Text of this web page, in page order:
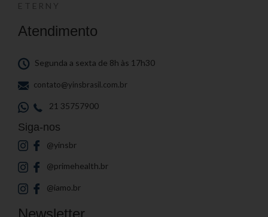
ETERNY
Atendimento
Segunda a sexta de 8h às 17h30
contato@yinsbrasil.com.br
21 35757900
Siga-nos
@yinsbr
@primehealth.br
@iamo.br
Newsletter